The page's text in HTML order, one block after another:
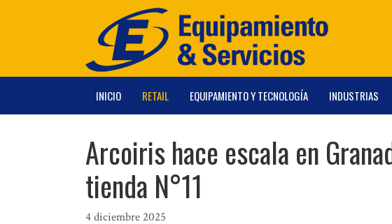
INICIO RETAIL EQUIPAMIENTO Y TECNOLOGÍA INDUSTRIAS
Arcoiris hace escala en
tienda N°11
4 diciembre 2025